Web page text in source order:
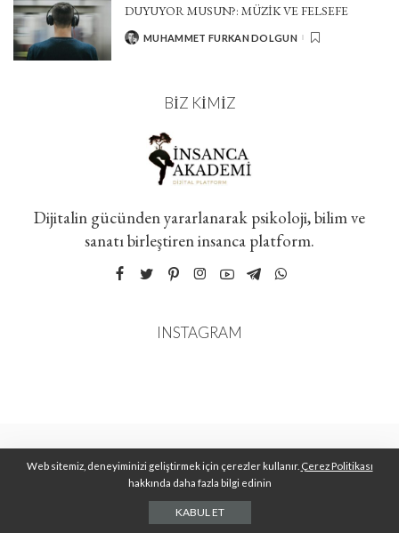
DUYUYOR MUSUN?: MÜZİK VE FELSEFE
POSTED
MUHAMMET FURKAN DOLGUN
BIZ KIMIZ
Dijitalin gücünden yararlanarak psikoloji, bilim ve
sanatı birleştiren insanca platform.
INSTAGRAM
Web sitemiz, deneyiminizi geliştirmek için çerezler kullanır. Çerez Politikası
hakkında daha fazla bilgi edinin
KABUL ET